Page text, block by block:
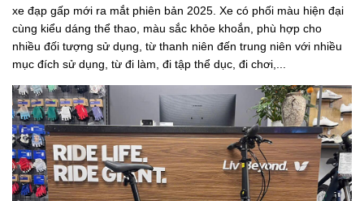
xe đạp gấp mới ra mắt phiên bản 2025. Xe có phối màu hiện đại
cùng kiểu dáng thể thao, màu sắc khỏe khoắn, phù hợp cho
nhiều đối tượng sử dụng, từ thanh niên đến trung niên với nhiều
mục đích sử dụng, từ đi làm, đi tập thể dục, đi chơi,...